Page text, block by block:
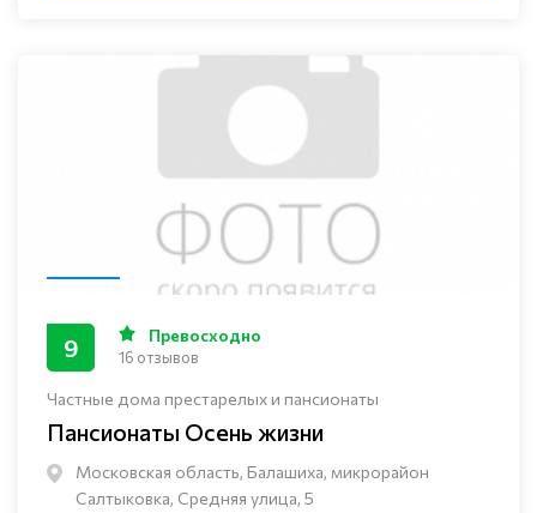
Частные дома престарелых и пансионаты
Пансионаты Осень жизни
Московская область, Балашиха, микрорайон
Салтыковка, Средняя улица, 5
9 Превосходно
16 отзывов